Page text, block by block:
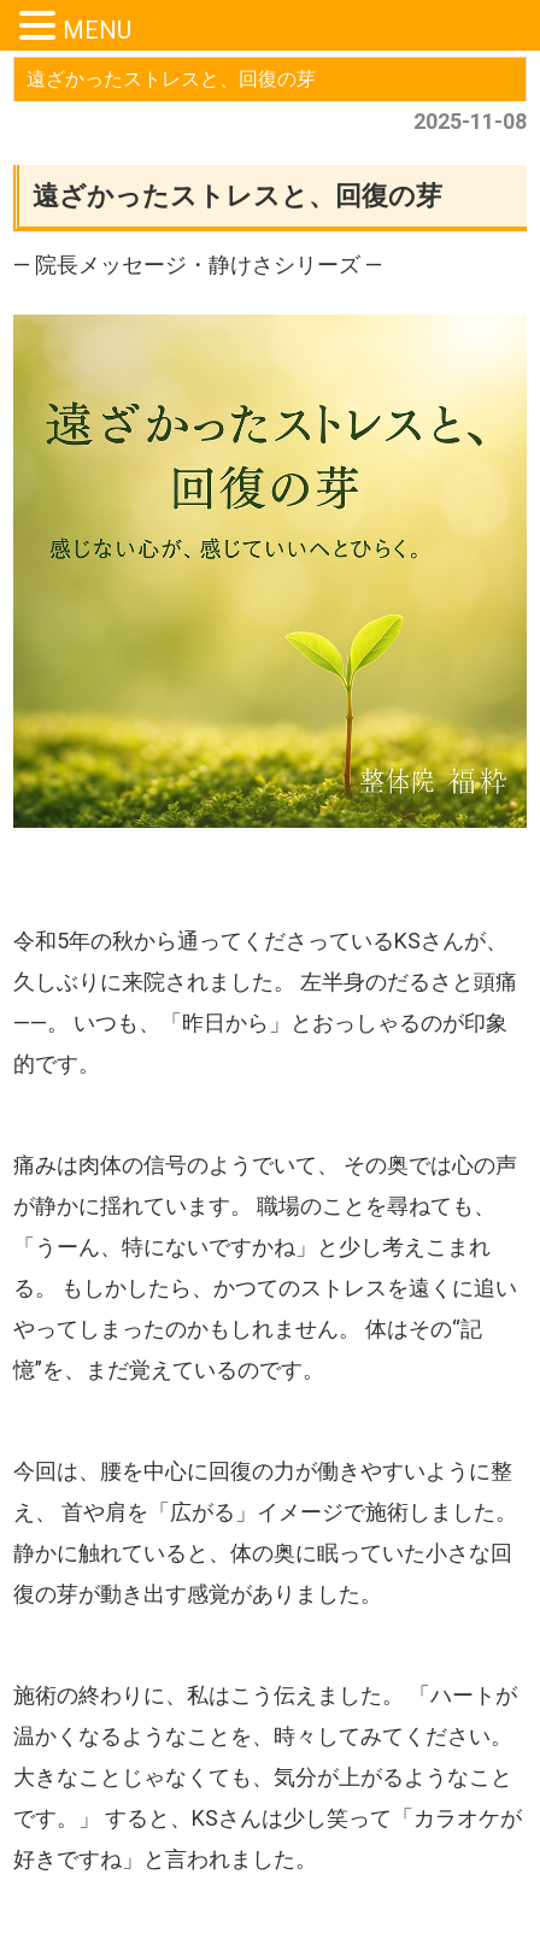
遠ざかったストレスと、回復の芽
2025-11-08
遠ざかったストレスと、回復の芽
― 院長メッセージ・静けさシリーズ ―
令和5年の秋から通ってくださっているKSさんが、
久しぶりに来院されました。 左半身のだるさと頭痛
――。 いつも、「昨日から」とおっしゃるのが印象
的です。
痛みは肉体の信号のようでいて、 その奥では心の声
が静かに揺れています。 職場のことを尋ねても、
「うーん、特にないですかね」と少し考えこまれ
る。 もしかしたら、かつてのストレスを遠くに追い
やってしまったのかもしれません。 体はその“記
憶”を、まだ覚えているのです。
今回は、腰を中心に回復の力が働きやすいように整
え、 首や肩を「広がる」イメージで施術しました。
静かに触れていると、体の奥に眠っていた小さな回
復の芽が動き出す感覚がありました。
施術の終わりに、私はこう伝えました。 「ハートが
温かくなるようなことを、時々してみてください。
大きなことじゃなくても、気分が上がるようなこと
です。」 すると、KSさんは少し笑って「カラオケが
好きですね」と言われました。
MENU